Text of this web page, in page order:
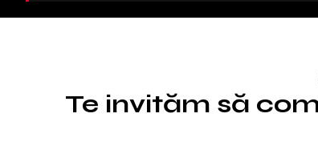
Te invităm să